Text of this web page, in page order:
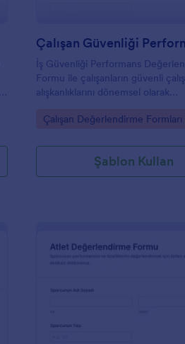
İş Güvenliği Performans
Formu ile çalışanların güvenli
alışkanlıklarını dönemsel olarak
notlarını toplayın ve Jotform
Go to Category:
Çalışan Değerlendirme Formları
Şablon Kullan